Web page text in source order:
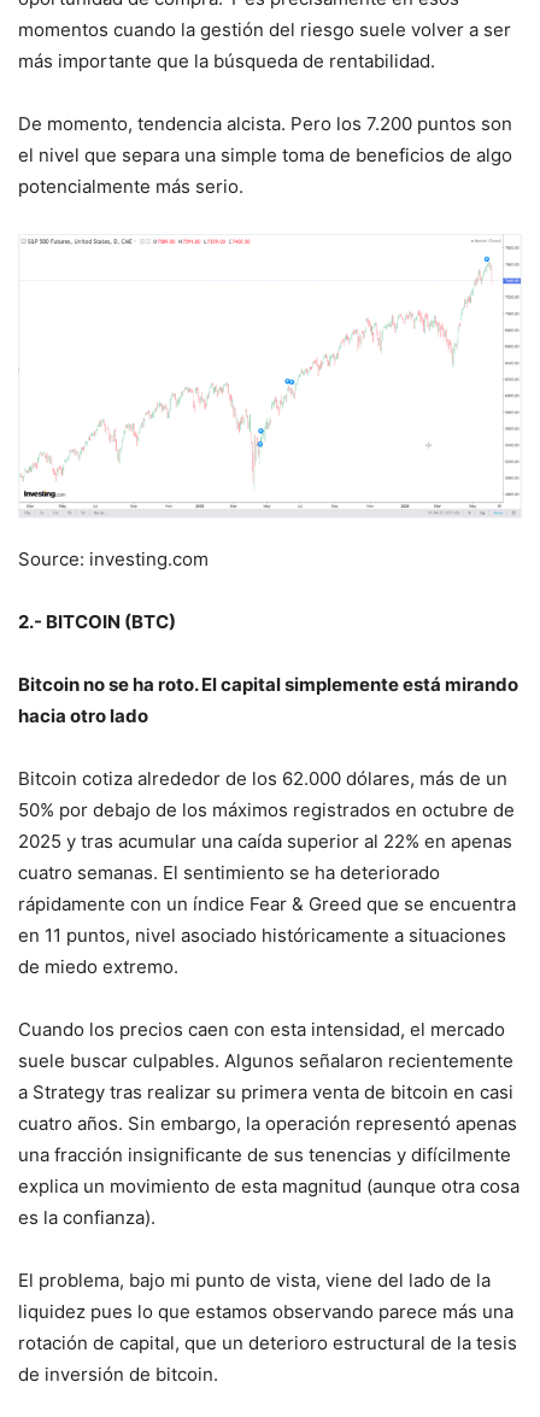
momentos cuando la gestión del riesgo suele volver a ser
más importante que la búsqueda de rentabilidad.
De momento, tendencia alcista. Pero los 7.200 puntos son
el nivel que separa una simple toma de beneficios de algo
potencialmente más serio.
Source: investing.com
2.- BITCOIN (BTC)
Bitcoin no se ha roto. El capital simplemente está mirando
hacia otro lado
Bitcoin cotiza alrededor de los 62.000 dólares, más de un
50% por debajo de los máximos registrados en octubre de
2025 y tras acumular una caída superior al 22% en apenas
cuatro semanas. El sentimiento se ha deteriorado
rápidamente con un índice Fear & Greed que se encuentra
en 11 puntos, nivel asociado históricamente a situaciones
de miedo extremo.
Cuando los precios caen con esta intensidad, el mercado
suele buscar culpables. Algunos señalaron recientemente
a Strategy tras realizar su primera venta de bitcoin en casi
cuatro años. Sin embargo, la operación representó apenas
una fracción insignificante de sus tenencias y difícilmente
explica un movimiento de esta magnitud (aunque otra cosa
es la confianza).
El problema, bajo mi punto de vista, viene del lado de la
liquidez pues lo que estamos observando parece más una
rotación de capital, que un deterioro estructural de la tesis
de inversión de bitcoin.